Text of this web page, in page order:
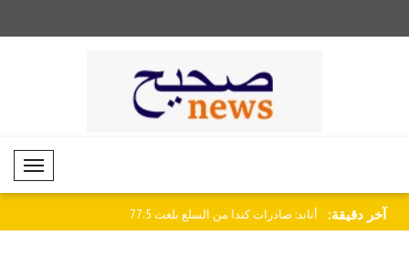
Mobil Menü
آخر دقيقة: كارني: تعازينا في وفاة امرأة أثناء عملية.. أناند: فرض عقوبات على مجموعة Streit